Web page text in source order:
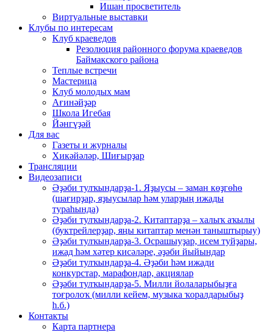
Ишан просветитель
Виртуальные выставки
Клубы по интересам
Клуб краеведов
Резолюция районного форума краеведов
Баймакского района
Теплые встречи
Мастерица
Клуб молодых мам
Ағинәйҙәр
Школа Игебая
Йәнгүҙәй
Для вас
Газеты и журналы
Хикәйәләр, Шиғырҙар
Трансляции
Видеозаписи
Әҙәби тулҡындарҙа-1. Яҙыусы – заман көҙгөһө
(шағирҙар, яҙыусылар һәм уларҙың ижады
тураһында)
Әҙәби тулҡындарҙа-2. Китаптарҙа – халыҡ аҡылы
(буктрейлерҙар, яңы китаптар менән таныштырыу)
Әҙәби тулҡындарҙа-3. Осрашыуҙар, исем туйҙары,
ижад һәм хәтер кисәләре, әҙәби йыйындар
Әҙәби тулҡындарҙа-4. Әҙәби һәм ижади
конкурстар, марафондар, акциялар
Әҙәби тулҡындарҙа-5. Милли йолаларыбыҙға
тоғролоҡ (милли кейем, музыка ҡоралдарыбыҙ
һ.б.)
Контакты
Карта партнера